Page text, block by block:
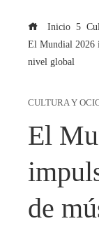
Inicio
El Mundial 2026
nivel global
CULTURA Y
El
de